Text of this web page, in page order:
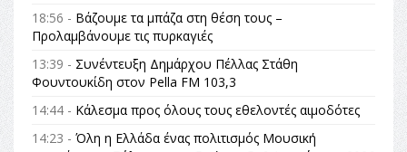
18:56 - Βάζουμε τα μπάζα στη θέση τους –
Προλαμβάνουμε τις πυρκαγιές
13:39 - Συνέντευξη Δημάρχου Πέλλας Στάθη
Φουντουκίδη στον Pella FM 103,3
14:44 - Κάλεσμα προς όλους τους εθελοντές αιμοδότες
14:23 - Όλη η Ελλάδα ένας πολιτισμός Μουσική